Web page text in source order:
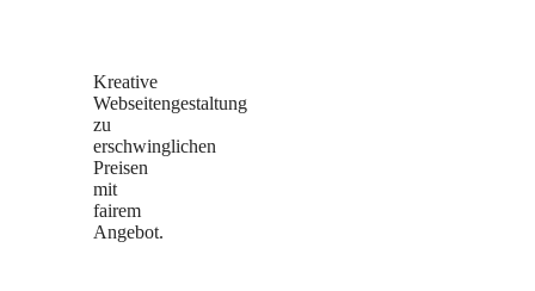
Kreative
Webseitengestaltung
zu
erschwinglichen
Preisen
mit
fairem
Angebot.